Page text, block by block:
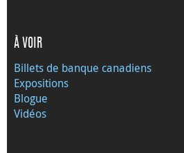
À VOIR
Billets de banque canadiens
Expositions
Blogue
Vidéos